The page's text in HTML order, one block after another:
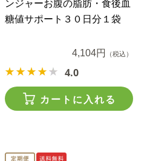
ンジャーお腹の脂肪・食後血
糖値サポート３０日分１袋
4,104円 （税込）
4.0
カートに入れる